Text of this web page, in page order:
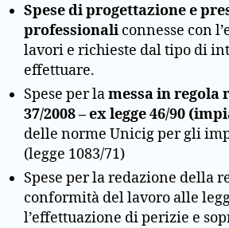
Spese di progettazione e
professionali connesse con
lavori e richieste dal tipo di
effettuare.
Spese per lamessa in regola
37/2008 – ex legge 46/90
delle norme Unicig per gli
(legge 1083/71)
Spese per la redazione della
conformità del lavoro alle
l’effettuazione di perizie e